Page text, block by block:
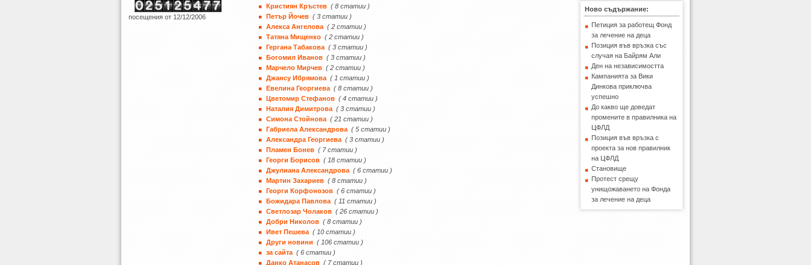
Кристиян Кръстев ( 8 статии )
Петър Йочев ( 3 статии )
Алекса Ангелова ( 2 статии )
Татяна Мищенко ( 2 статии )
Гергана Табакова ( 3 статии )
Богомил Иванов ( 3 статии )
Марчело Мирчев ( 2 статии )
Джансу Ибрямова ( 1 статии )
Евелина Георгиева ( 8 статии )
Цветомир Стефанов ( 4 статии )
Наталия Димитрова ( 3 статии )
Симона Стойнова ( 21 статии )
Габриела Александрова ( 5 статии )
Александра Георгиева ( 3 статии )
Пламен Бонев ( 7 статии )
Георги Борисов ( 18 статии )
Джулиана Александрова ( 6 статии )
Мартин Захариев ( 8 статии )
Георги Корфонозов ( 6 статии )
Божидара Павлова ( 11 статии )
Светлозар Чолаков ( 26 статии )
Добри Николов ( 8 статии )
Ивет Пешева ( 10 статии )
Други новини
( 106 статии )
за сайта ( 6 статии )
Данко Атанасов ( 7 статии )
Ново съдържание:
Петиция за работещ Фонд
за лечение на деца
Позиция във връзка със
случая на Байрям Али
Ден на независимостта
Кампанията за Вики
Динкова приключва
успешно
До какво ще доведат
промените в правилника на
ЦФЛД
Позиция във връзка с
проекта за нов правилник
на ЦФЛД
Становище
Протест срещу
унищожаването на Фонда
за лечение на деца
посещения от 12/12/2006